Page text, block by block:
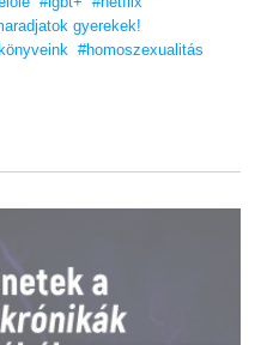
gyerekek!
#homoszexualitás